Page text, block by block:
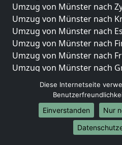
Umzug von Münster nach
Umzug von Münster nach
Umzug von Münster nach
Umzug von Münster nach
Umzug von Münster nach
Umzug von Münster nach
Umzug von Münster nach
Umzug von Münster nach
Umzug von Münster nach
Umzug von Münster nach
Umzug von Münster nach
Diese Internetseite
Einverstanden
Nur